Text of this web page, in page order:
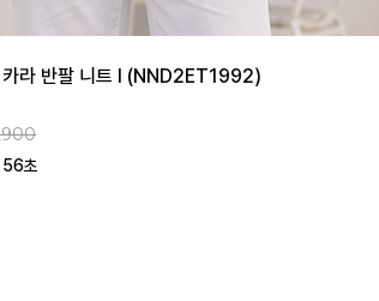
카라 반팔 니트 I (NND2ET1992)
56초